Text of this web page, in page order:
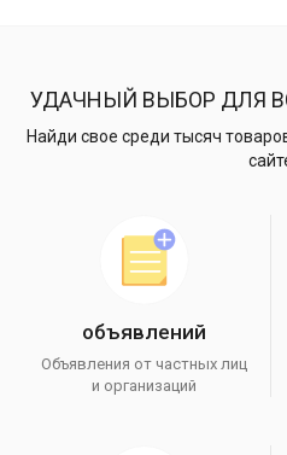
УДАЧНЫЙ ВЫБОР ДЛЯ
Найди свое среди тысяч
объявлений
Объявления от частных лиц
и организаций